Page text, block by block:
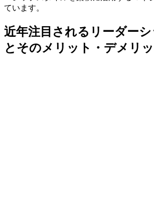
ています。
近年注目されるリーダー
とそのメリット・デメリ